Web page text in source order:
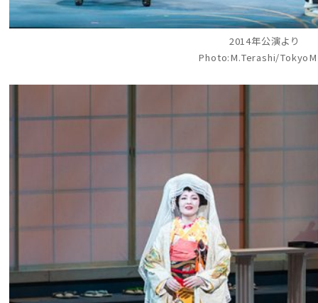
2014年公演より
Photo:M.Terashi/